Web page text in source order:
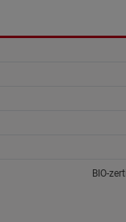
BIO-